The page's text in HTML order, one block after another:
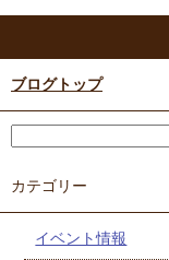
ブログトップ
カテゴリー
イベント情報